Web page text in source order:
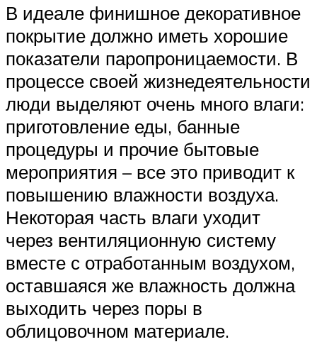
В идеале финишное декоративное
покрытие должно иметь хорошие
показатели паропроницаемости. В
процессе своей жизнедеятельности
люди выделяют очень много влаги:
приготовление еды, банные
процедуры и прочие бытовые
мероприятия – все это приводит к
повышению влажности воздуха.
Некоторая часть влаги уходит
через вентиляционную систему
вместе с отработанным воздухом,
оставшаяся же влажность должна
выходить через поры в
облицовочном материале.